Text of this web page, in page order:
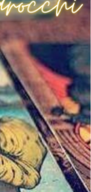
da fuori Italia
della tua "
riportato
volta fatto,
su whatsapp " "